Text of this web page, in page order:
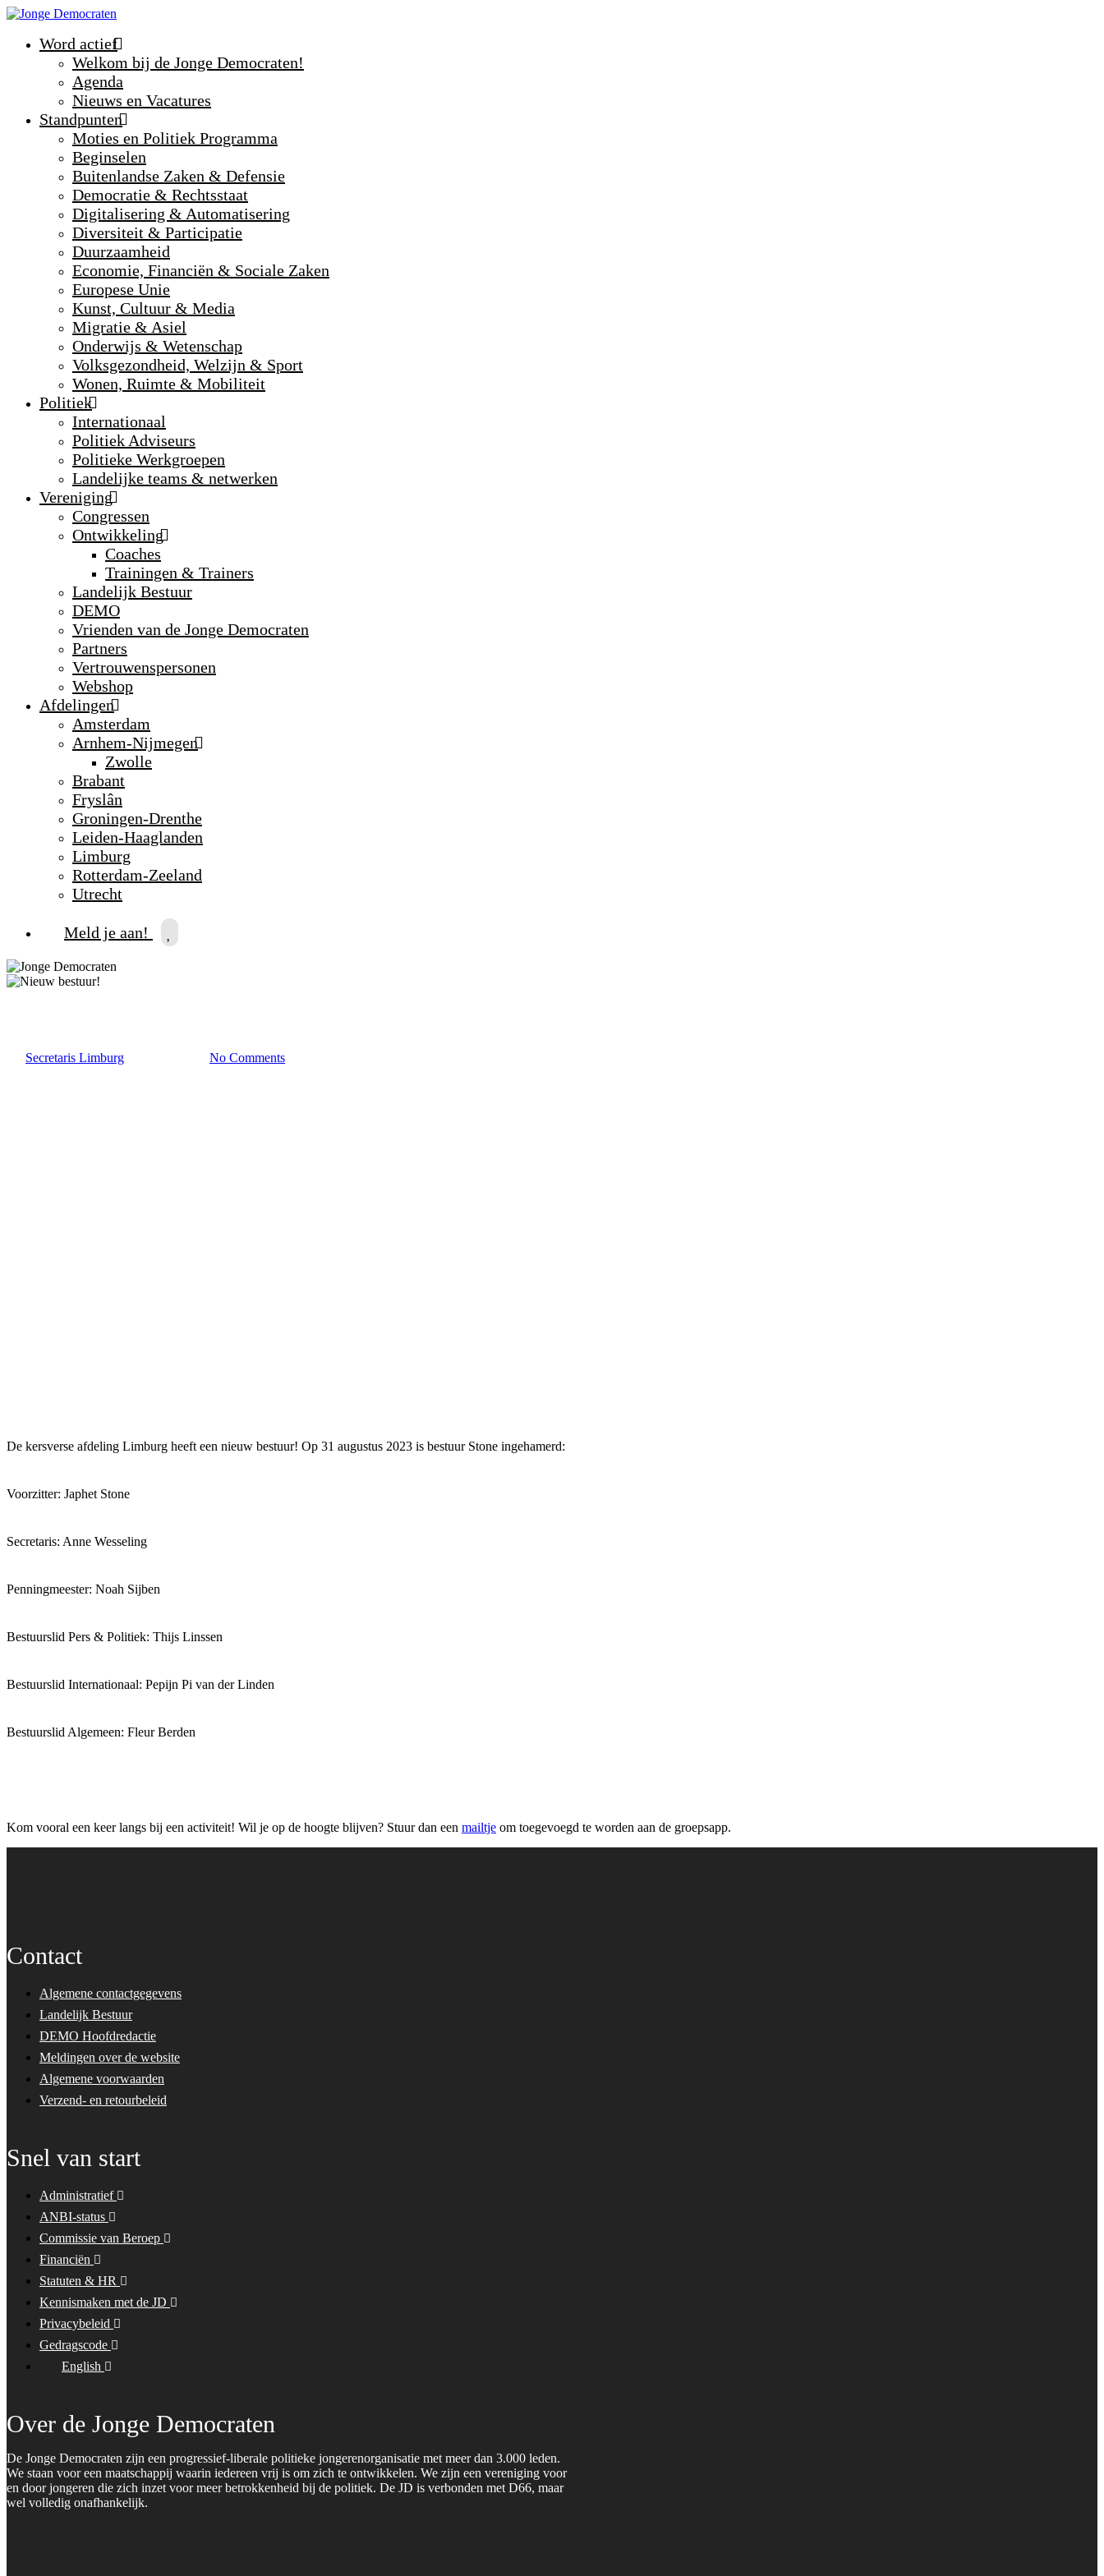
Word actief
Welkom bij de Jonge Democraten!
Agenda
Nieuws en Vacatures
Standpunten
Moties en Politiek Programma
Beginselen
Buitenlandse Zaken & Defensie
Democratie & Rechtsstaat
Digitalisering & Automatisering
Diversiteit & Participatie
Duurzaamheid
Economie, Financiën & Sociale Zaken
Europese Unie
Kunst, Cultuur & Media
Migratie & Asiel
Onderwijs & Wetenschap
Volksgezondheid, Welzijn & Sport
Wonen, Ruimte & Mobiliteit
Politiek
Internationaal
Politiek Adviseurs
Politieke Werkgroepen
Landelijke teams & netwerken
Vereniging
Congressen
Ontwikkeling
Coaches
Trainingen & Trainers
Landelijk Bestuur
DEMO
Vrienden van de Jonge Democraten
Partners
Vertrouwenspersonen
Webshop
Afdelingen
Amsterdam
Arnhem-Nijmegen
Zwolle
Brabant
Fryslân
Groningen-Drenthe
Leiden-Haaglanden
Limburg
Rotterdam-Zeeland
Utrecht
Meld je aan!
Secretaris Limburg No Comments
De kersverse afdeling Limburg heeft een nieuw bestuur! Op 31 augustus 2023 is bestuur Stone ingehamerd:
Voorzitter: Japhet Stone
Secretaris: Anne Wesseling
Penningmeester: Noah Sijben
Bestuurslid Pers & Politiek: Thijs Linssen
Bestuurslid Internationaal: Pepijn Pi van der Linden
Bestuurslid Algemeen: Fleur Berden
Kom vooral een keer langs bij een activiteit! Wil je op de hoogte blijven? Stuur dan een mailtje om toegevoegd te worden aan de groepsapp.
Contact
Algemene contactgegevens
Landelijk Bestuur
DEMO Hoofdredactie
Meldingen over de website
Algemene voorwaarden
Verzend- en retourbeleid
Snel van start
Administratief
ANBI-status
Commissie van Beroep
Financiën
Statuten & HR
Kennismaken met de JD
Privacybeleid
Gedragscode
English
Over de Jonge Democraten
De Jonge Democraten zijn een progressief-liberale politieke jongerenorganisatie met meer dan 3.000 leden.
We staan voor een maatschappij waarin iedereen vrij is om zich te ontwikkelen. We zijn een vereniging voor
en door jongeren die zich inzet voor meer betrokkenheid bij de politiek. De JD is verbonden met D66, maar
wel volledig onafhankelijk.